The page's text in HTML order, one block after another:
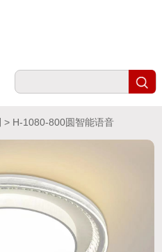
> H-1080-800圆智能语音